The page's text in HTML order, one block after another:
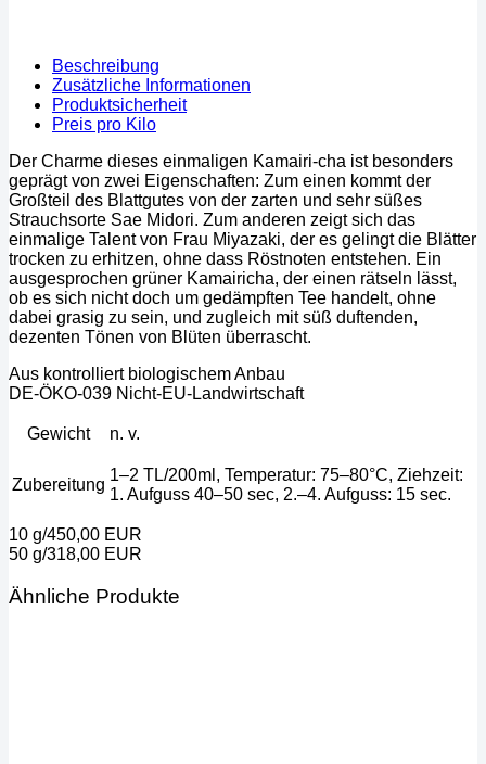
Beschreibung
Zusätzliche Informationen
Produktsicherheit
Preis pro Kilo
Der Charme dieses einmaligen Kamairi-cha ist besonders
geprägt von zwei Eigenschaften: Zum einen kommt der
Großteil des Blattgutes von der zarten und sehr süßes
Strauchsorte Sae Midori. Zum anderen zeigt sich das
einmalige Talent von Frau Miyazaki, der es gelingt die Blätter
trocken zu erhitzen, ohne dass Röstnoten entstehen. Ein
ausgesprochen grüner Kamairicha, der einen rätseln lässt,
ob es sich nicht doch um gedämpften Tee handelt, ohne
dabei grasig zu sein, und zugleich mit süß duftenden,
dezenten Tönen von Blüten überrascht.
Aus kontrolliert biologischem Anbau
DE-ÖKO-039 Nicht-EU-Landwirtschaft
Gewicht n. v.
Zubereitung
1–2 TL/200ml, Temperatur: 75–80°C, Ziehzeit:
1. Aufguss 40–50 sec, 2.–4. Aufguss: 15 sec.
10 g/450,00 EUR
50 g/318,00 EUR
Ähnliche Produkte